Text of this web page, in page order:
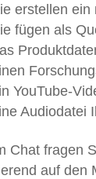
erstellen ein
fügen als
YouTube-
Audiodatei
Chat fragen
auf den